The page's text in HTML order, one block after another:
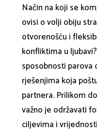
Način na koji se
ovisi o volji obiju
otvorenošću i
konfliktima u
sposobnosti parova
rješenjima koja
partnera. Prilikom
važno je održavati
ciljevima i